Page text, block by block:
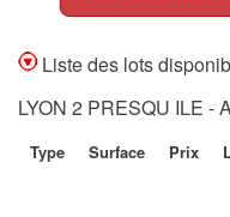
Liste des lots
LYON 2 PRESQU ILE -
Type Surface Prix